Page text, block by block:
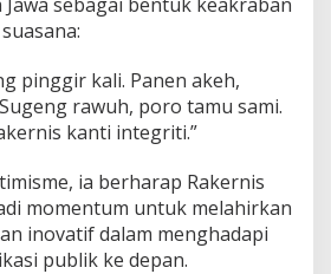
pinggir kali. Panen akeh,
rawuh, poro tamu sami.
kanti integriti.”
ia berharap Rakernis
momentum untuk melahirkan
inovatif dalam menghadapi
publik ke depan.